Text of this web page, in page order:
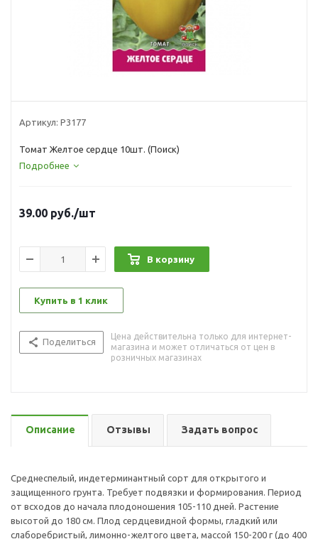
Артикул: Р3177
Томат Желтое сердце 10шт. (Поиск)
Подробнее
39.00 руб./шт
В корзину
Купить в 1 клик
Поделиться
Цена действительна только для интернет-
магазина и может отличаться от цен в
розничных магазинах
Описание Отзывы Задать вопрос
Среднеспелый, индетерминантный сорт для открытого и
защищенного грунта. Требует подвязки и формирования. Период
от всходов до начала плодоношения 105-110 дней. Растение
высотой до 180 см. Плод сердцевидной формы, гладкий или
слаборебристый, лимонно-желтого цвета, массой 150-200 г (до 400